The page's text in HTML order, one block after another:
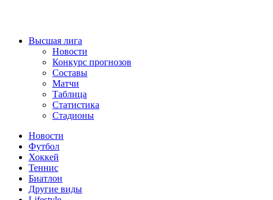
Высшая лига
Новости
Конкурс прогнозов
Составы
Матчи
Таблица
Статистика
Стадионы
Новости
Футбол
Хоккей
Теннис
Биатлон
Другие виды